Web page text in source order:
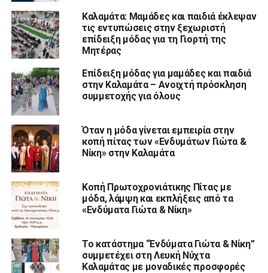
Καλαμάτα: Μαμάδες και παιδιά έκλεψαν
τις εντυπώσεις στην ξεχωριστή
επίδειξη μόδας για τη Γιορτή της
Μητέρας
Επίδειξη μόδας για μαμάδες και παιδιά
στην Καλαμάτα – Ανοιχτή πρόσκληση
συμμετοχής για όλους
Όταν η μόδα γίνεται εμπειρία στην
κοπή πίτας των «Ενδυμάτων Γιώτα &
Νίκη» στην Καλαμάτα
Κοπή Πρωτοχρονιάτικης Πίτας με
μόδα, λάμψη και εκπλήξεις από τα
«Ενδύματα Γιώτα & Νίκη»
Το κατάστημα “Ενδύματα Γιώτα & Νίκη”
συμμετέχει στη Λευκή Νύχτα
Καλαμάτας με μοναδικές προσφορές